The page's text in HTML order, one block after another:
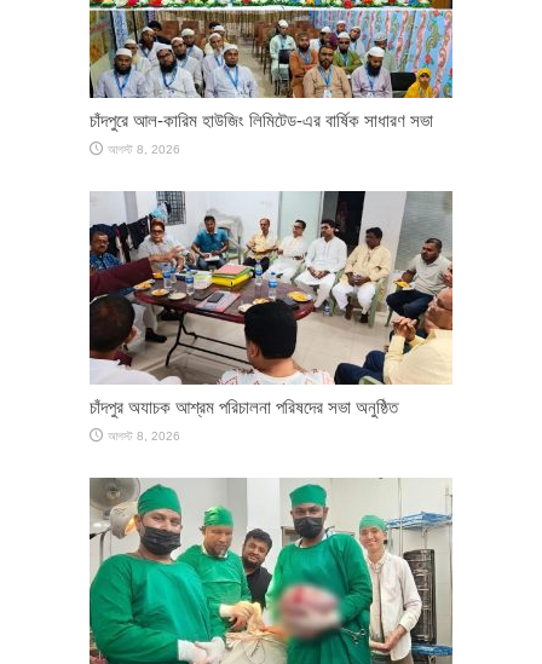
চাঁদপুরে আল-কারিম হাউজিং লিমিটেড-এর বার্ষিক সাধারণ সভা
আগস্ট 8, 2026
চাঁদপুর অযাচক আশ্রম পরিচালনা পরিষদের সভা অনুষ্ঠিত
আগস্ট 8, 2026